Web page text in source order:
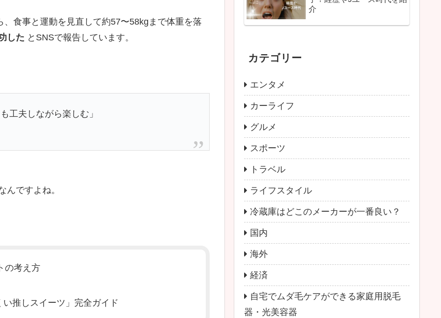
食事と運動を見直して約57〜58kgまで体重を落
した とSNSで報告しています。
工夫しながら楽しむ」
んですよね。
の考え方
推しスイーツ」完全ガイド
介
カテゴリー
エンタメ
カーライフ
グルメ
スポーツ
トラベル
ライフスタイル
冷蔵庫はどこのメーカーが一番良い？
国内
海外
経済
自宅でムダ毛ケアができる家庭用脱毛
器・光美容器